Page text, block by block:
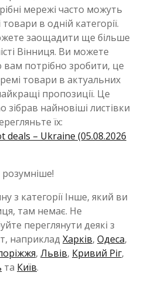
мережі часто можуть
в одній категорії.
заощадити ще більше
Вінниця. Ви можете
вам потрібно зробити, це
товари в актуальних
пропозиції. Це
зібрав найновіші листівки
їх:
deals – Ukraine (05.08.2026
з категорії Інше, який ви
там немає. Не
переглянути деякі з
наприклад Харків, Одеса,
, Львів, Кривий Ріг,
та Київ.